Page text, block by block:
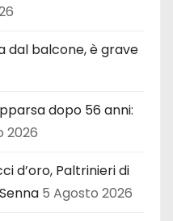
dal balcone, è grave
dopo 56 anni:
2026
d’oro, Paltrinieri di
5 Agosto 2026